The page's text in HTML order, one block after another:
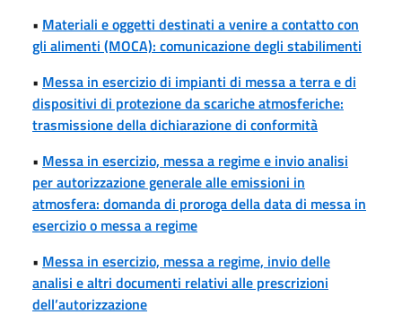
• Materiali e oggetti destinati a venire a contatto con
gli alimenti (MOCA): comunicazione degli stabilimenti
• Messa in esercizio di impianti di messa a terra e di
dispositivi di protezione da scariche atmosferiche:
trasmissione della dichiarazione di conformità
• Messa in esercizio, messa a regime e invio analisi
per autorizzazione generale alle emissioni in
atmosfera: domanda di proroga della data di messa in
esercizio o messa a regime
• Messa in esercizio, messa a regime, invio delle
analisi e altri documenti relativi alle prescrizioni
dell’autorizzazione